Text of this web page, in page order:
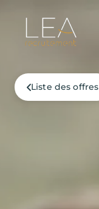
Liste des offres